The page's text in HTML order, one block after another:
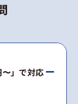
」で対応